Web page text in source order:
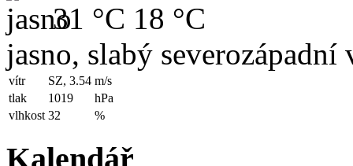
31 °C 18 °C
jasno, slabý severozápadní
vítr SZ, 3.54 m/s
tlak
1019
hPa
vlhkost 32 %
Kalendář